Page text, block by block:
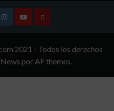
InstagramYoutubeTÉRMINOS
CONDICIONES
2021 - Todos los derechos
por AF themes.